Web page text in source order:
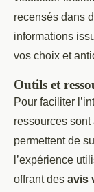
recensés dans
informations
vos choix et
Outils et
Pour faciliter
ressources
permettent de
l’expérience
offrant des avis